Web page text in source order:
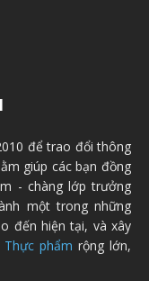
để trao đổi thông
giúp các bạn đồng
- chàng lớp trưởng
một trong những
đến hiện tại, và xây
Thực phẩm rộng lớn,